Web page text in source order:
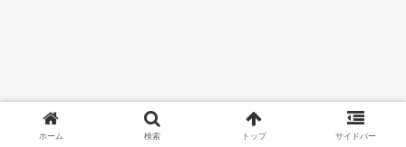
ホーム 検索 トップ サイドバー